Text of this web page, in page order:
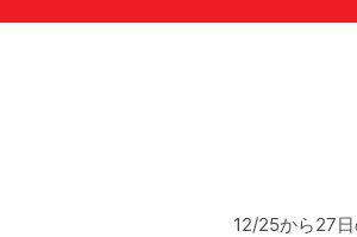
12/25から27日